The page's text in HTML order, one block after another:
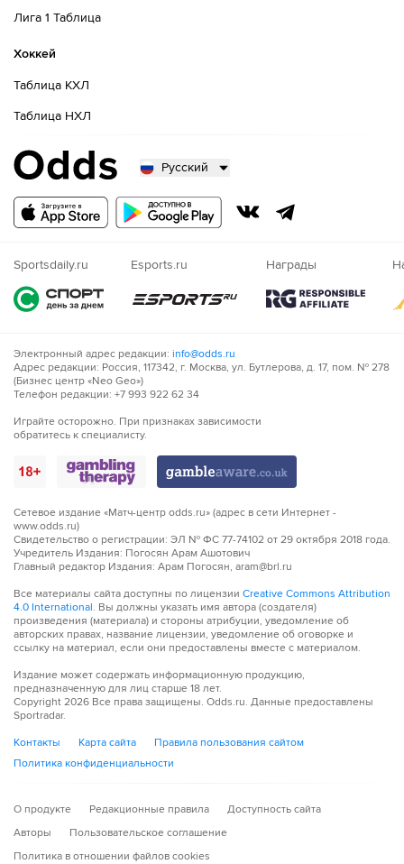
Лига 1 Таблица
Хоккей
Таблица КХЛ
Таблица НХЛ
Русский
Русский
Nigeria
Sportsdaily.ru Esports.ru Награды
Электронный адрес редакции: info@odds.ru
Адрес редакции: Россия, 117342, г. Москва, ул. Бутлерова, д. 17, пом. № 278
(Бизнес центр «Neo Geo»)
Телефон редакции: +7 993 922 62 34
Играйте осторожно. При признаках зависимости
обратитесь к специалисту.
Сетевое издание «Матч-центр odds.ru» (адрес в сети Интернет -
www.odds.ru)
Свидетельство о регистрации: ЭЛ № ФС 77-74102 от 29 октября 2018 года.
Учредитель Издания: Погосян Арам Ашотович
Главный редактор Издания: Арам Погосян, aram@brl.ru
Все материалы сайта доступны по лицензии Creative Commons Attribution
4.0 International. Вы должны указать имя автора (создателя)
произведения (материала) и стороны атрибуции, уведомление об
авторских правах, название лицензии, уведомление об оговорке и
ссылку на материал, если они предоставлены вместе с материалом.
Издание может содержать информационную продукцию,
предназначенную для лиц старше 18 лет.
Copyright 2026 Все права защищены. Odds.ru. Данные предоставлены
Sportradar.
Контакты
Карта сайта
Правила пользования сайтом
Политика конфиденциальности
О продукте Редакционные правила
Доступность сайта
Авторы
Пользовательское соглашение
Политика в отношении файлов cookies